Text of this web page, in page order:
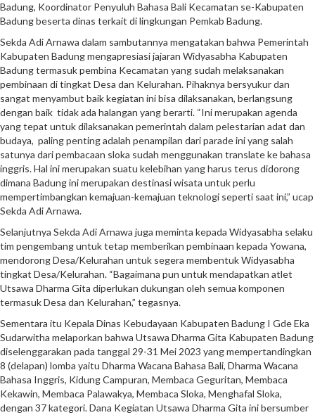
Badung, Koordinator Penyuluh Bahasa Bali Kecamatan se-Kabupaten
Badung beserta dinas terkait di lingkungan Pemkab Badung.
Sekda Adi Arnawa dalam sambutannya mengatakan bahwa Pemerintah
Kabupaten Badung mengapresiasi jajaran Widyasabha Kabupaten
Badung termasuk pembina Kecamatan yang sudah melaksanakan
pembinaan di tingkat Desa dan Kelurahan. Pihaknya bersyukur dan
sangat menyambut baik kegiatan ini bisa dilaksanakan, berlangsung
dengan baik tidak ada halangan yang berarti. “Ini merupakan agenda
yang tepat untuk dilaksanakan pemerintah dalam pelestarian adat dan
budaya, paling penting adalah penampilan dari parade ini yang salah
satunya dari pembacaan sloka sudah menggunakan translate ke bahasa
inggris. Hal ini merupakan suatu kelebihan yang harus terus didorong
dimana Badung ini merupakan destinasi wisata untuk perlu
mempertimbangkan kemajuan-kemajuan teknologi seperti saat ini,” ucap
Sekda Adi Arnawa.
Selanjutnya Sekda Adi Arnawa juga meminta kepada Widyasabha selaku
tim pengembang untuk tetap memberikan pembinaan kepada Yowana,
mendorong Desa/Kelurahan untuk segera membentuk Widyasabha
tingkat Desa/Kelurahan. “Bagaimana pun untuk mendapatkan atlet
Utsawa Dharma Gita diperlukan dukungan oleh semua komponen
termasuk Desa dan Kelurahan,” tegasnya.
Sementara itu Kepala Dinas Kebudayaan Kabupaten Badung I Gde Eka
Sudarwitha melaporkan bahwa Utsawa Dharma Gita Kabupaten Badung
diselenggarakan pada tanggal 29-31 Mei 2023 yang mempertandingkan
8 (delapan) lomba yaitu Dharma Wacana Bahasa Bali, Dharma Wacana
Bahasa Inggris, Kidung Campuran, Membaca Geguritan, Membaca
Kekawin, Membaca Palawakya, Membaca Sloka, Menghafal Sloka,
dengan 37 kategori. Dana Kegiatan Utsawa Dharma Gita ini bersumber